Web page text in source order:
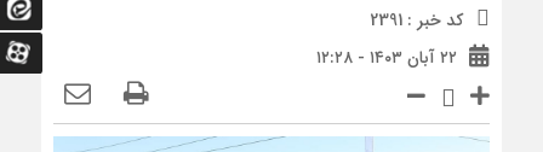
کد خبر : 2391
۲۲ آبان ۱۴۰۳ - ۱۲:۲۸